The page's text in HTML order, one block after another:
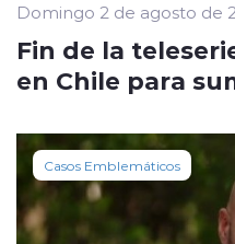
Domingo 2 de agosto de
Fin de la
en Chile para
Casos Emblemáticos